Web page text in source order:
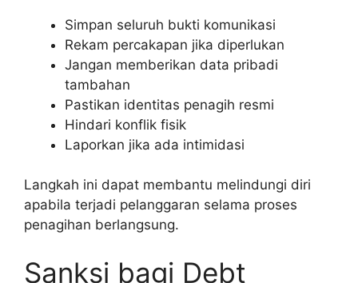
Simpan seluruh bukti komunikasi
Rekam percakapan jika diperlukan
Jangan memberikan data pribadi
tambahan
Pastikan identitas penagih resmi
Hindari konflik fisik
Laporkan jika ada intimidasi
Langkah ini dapat membantu melindungi diri
apabila terjadi pelanggaran selama proses
penagihan berlangsung.
Sanksi bagi Debt